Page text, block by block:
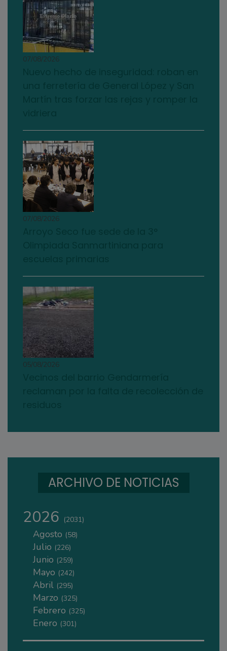
07/08/2026
07/08/2026
05/08/2026
ARCHIVO DE NOTICIAS
2026 (2031)
Agosto (58)
Julio (226)
Junio (259)
Mayo (242)
Abril (295)
Marzo (325)
Febrero (325)
Enero (301)